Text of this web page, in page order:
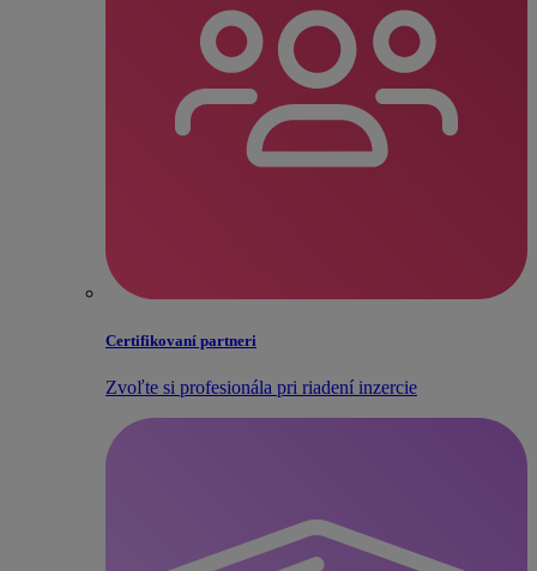
Certifikovaní partneri
Zvoľte si profesionála pri riadení inzercie